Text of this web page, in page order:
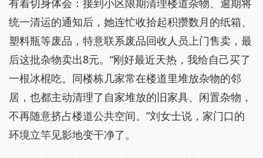
有着切身体会：接到小区限期清理楼道杂物、逾期将
统一清运的通知后，她连忙收拾起积攒数月的纸箱、
塑料瓶等废品，特意联系废品回收人员上门售卖，最
后这批杂物卖出8元。“刚好最近天热，我给自己买了
一根冰棍吃。同楼栋几家常在楼道里堆放杂物的邻
居，也都主动清理了自家堆放的旧家具、闲置杂物，
不再随意挤占楼道公共空间。”刘女士说，家门口的
环境立竿见影地变干净了。